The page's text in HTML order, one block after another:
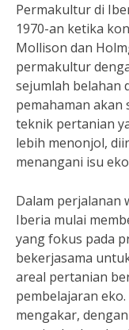
Permakultur di
1970-an ketika
Mollison dan
permakultur
sejumlah belahan
pemahaman
teknik pertanian
lebih menonjol,
menangani isu
Dalam perjalanan
Iberia mulai
yang fokus pada
bekerjasama
areal pertanian
pembelajaran
mengakar,